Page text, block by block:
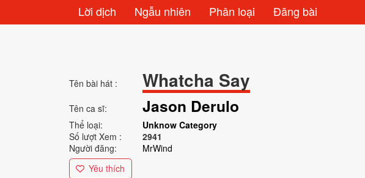
Lời dịch Ngẫu nhiên Phân loại Đăng bài
Tên bài hát : Whatcha Say
Tên ca sĩ: Jason Derulo
Thể loại:
Unknow Category
Số lượt Xem :
2941
Người đăng:
MrWind
Yêu thích